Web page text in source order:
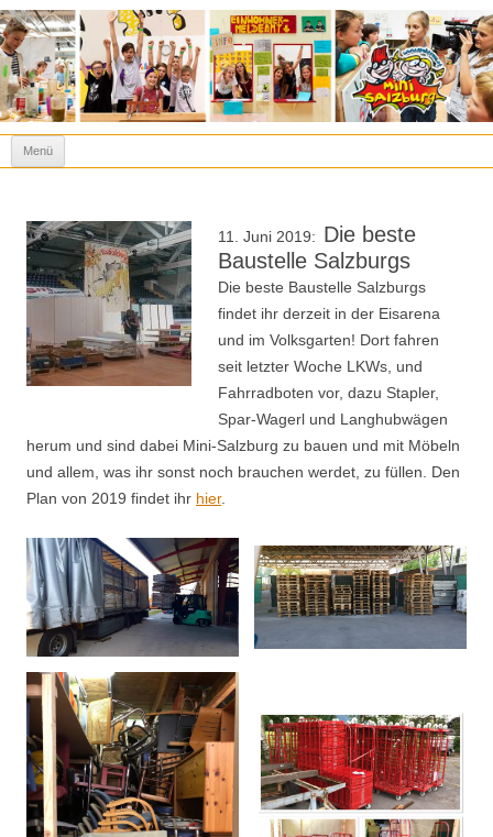
Kinderstadt Mini-Salzburg
Spielen heißt lernen!
Menü
11. Juni 2019: Die beste
Baustelle Salzburgs
Die beste Baustelle Salzburgs
findet ihr derzeit in der Eisarena
und im Volksgarten! Dort fahren
seit letzter Woche LKWs, und
Fahrradboten vor, dazu Stapler,
Spar-Wagerl und Langhubwägen
herum und sind dabei Mini-Salzburg zu bauen und mit Möbeln
und allem, was ihr sonst noch brauchen werdet, zu füllen. Den
Plan von 2019 findet ihr hier.